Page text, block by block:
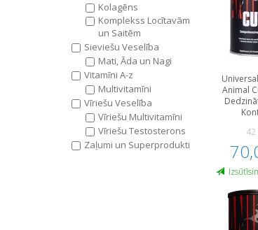
Kolagēns
Komplekss Locītavām
un Saitēm
Sieviešu Veselība
Mati, Āda un Nagi
Vitamīni A-z
Multivitamīni
Vīriešu Veselība
Vīriešu Multivitamīni
Vīriešu Testosterons
Zaļumi un Superprodukti
Animal
42